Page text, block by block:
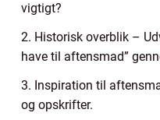
vigtigt?
2. Historisk overblik –
have til aftensmad”
3. Inspiration til
og opskrifter.